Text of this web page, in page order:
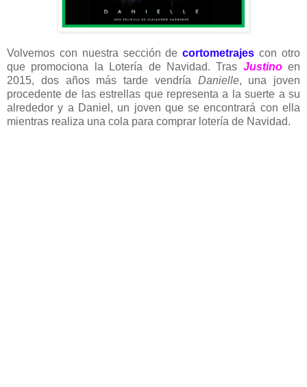
Volvemos con nuestra sección decortometrajescon otro
que promociona la Lotería de Navidad. Tras Justino en
2015, dos años más tarde vendría Danielle, una joven
procedente de las estrellas que representa a la suerte a su
alrededor y a Daniel, un joven que se encontrará con ella
mientras realiza una cola para comprar lotería de Navidad.